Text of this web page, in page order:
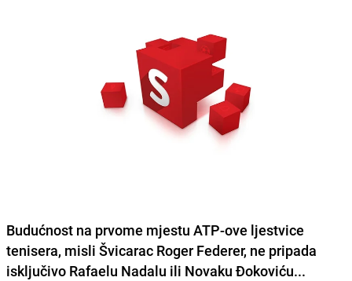
Budućnost na prvome mjestu ATP-ove ljestvice
tenisera, misli Švicarac Roger Federer, ne pripada
isključivo Rafaelu Nadalu ili Novaku Đokoviću...